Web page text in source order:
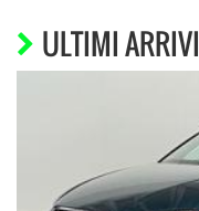
ULTIMI ARRIVI